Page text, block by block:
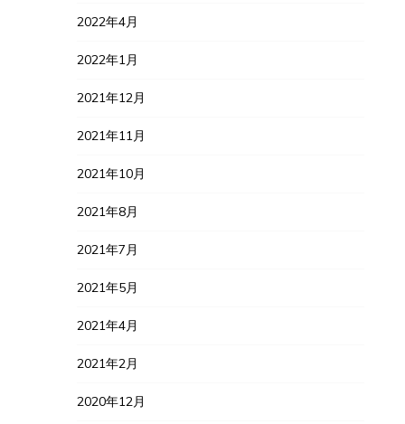
2022年4月
2022年1月
2021年12月
2021年11月
2021年10月
2021年8月
2021年7月
2021年5月
2021年4月
2021年2月
2020年12月